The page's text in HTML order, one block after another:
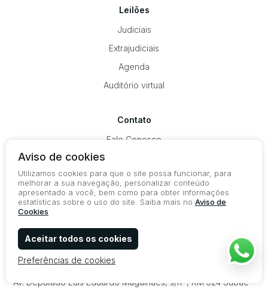
Leilões
Judiciais
Extrajudiciais
Agenda
Auditório virtual
Contato
Fale Conosco
Trabalhe Conosco
5583987063661
(83) 3045-9205
contato@leiloespb.com.br
CEP 58111001
Av. Deputado Luis Eduardo Magalhães, s/nº, KM 524Subaé –
Aviso de cookies
Utilizamos cookies para que o site possa funcionar, para
melhorar a sua navegação, personalizar conteúdo
apresentado a você, bem como para obter informações
estatísticas sobre o uso do site. Saiba mais no Aviso de
Cookies
Aceitar todos os cookies
Preferências de cookies